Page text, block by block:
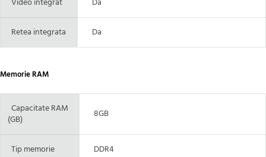
Retea integrata Da
Memorie RAM
Capacitate RAM
(GB)
8GB
Tip memorie DDR4